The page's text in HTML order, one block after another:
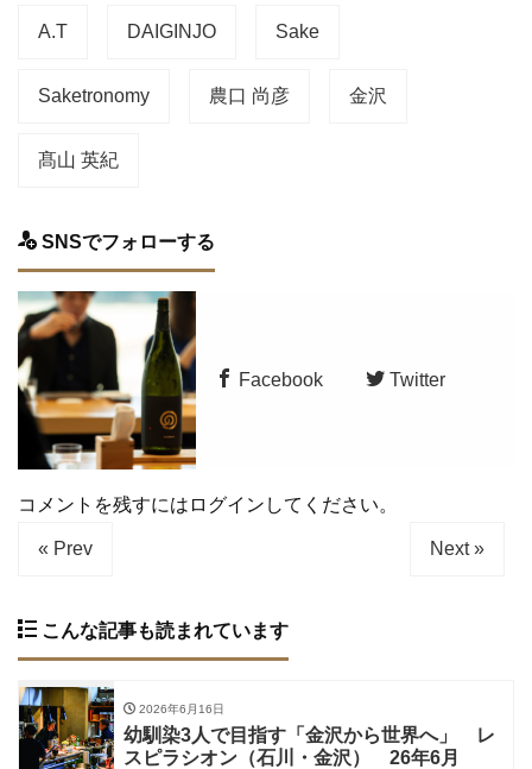
A.T DAIGINJO Sake
Saketronomy 農口 尚彦 金沢
髙山 英紀
SNSでフォローする
Facebook Twitter
コメントを残すにはログインしてください。
« Prev Next »
こんな記事も読まれています
2026年6月16日
幼馴染3人で目指す「金沢から世界へ」 レ
スピラシオン（石川・金沢） 26年6月